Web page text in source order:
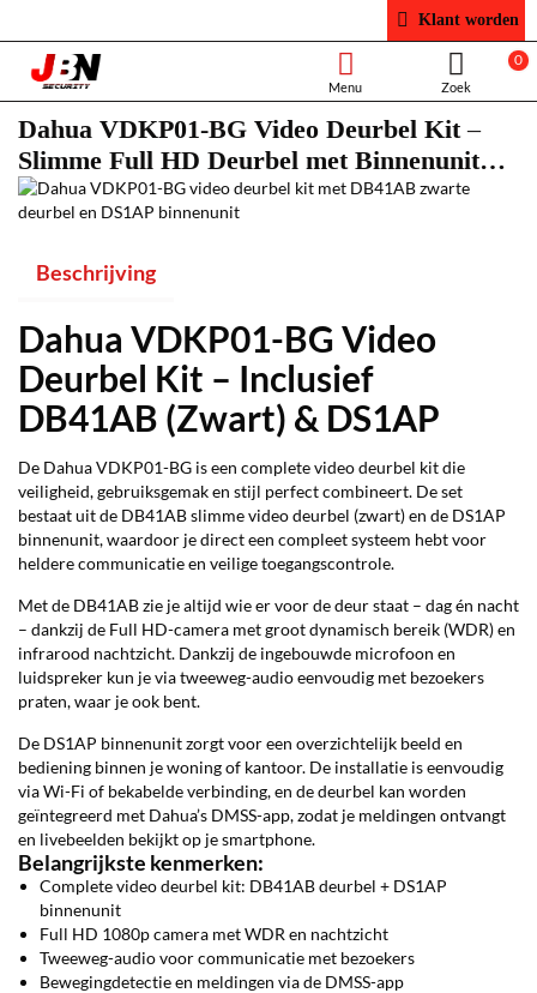
Klant worden
0
Dahua VDKP01-BG Video Deurbel Kit –
Slimme Full HD Deurbel met Binnenunit
(DB41AB + DS1AP)
Beschrijving
Dahua VDKP01-BG Video
Deurbel Kit – Inclusief
DB41AB (Zwart) & DS1AP
De Dahua VDKP01-BG is een complete video deurbel kit die
veiligheid, gebruiksgemak en stijl perfect combineert. De set
bestaat uit de DB41AB slimme video deurbel (zwart) en de DS1AP
binnenunit, waardoor je direct een compleet systeem hebt voor
heldere communicatie en veilige toegangscontrole.
Met de DB41AB zie je altijd wie er voor de deur staat – dag én nacht
– dankzij de Full HD-camera met groot dynamisch bereik (WDR) en
infrarood nachtzicht. Dankzij de ingebouwde microfoon en
luidspreker kun je via tweeweg-audio eenvoudig met bezoekers
praten, waar je ook bent.
De DS1AP binnenunit zorgt voor een overzichtelijk beeld en
bediening binnen je woning of kantoor. De installatie is eenvoudig
via Wi-Fi of bekabelde verbinding, en de deurbel kan worden
geïntegreerd met Dahua’s DMSS-app, zodat je meldingen ontvangt
en livebeelden bekijkt op je smartphone.
Belangrijkste kenmerken:
Complete video deurbel kit: DB41AB deurbel + DS1AP
binnenunit
Full HD 1080p camera met WDR en nachtzicht
Tweeweg-audio voor communicatie met bezoekers
Bewegingdetectie en meldingen via de DMSS-app